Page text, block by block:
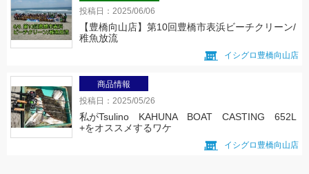
投稿日：2025/06/06
【豊橋向山店】第10回豊橋市表浜ビーチクリーン/
稚魚放流
イシグロ豊橋向山店
商品情報
投稿日：2025/05/26
私がTsulino KAHUNA BOAT CASTING 652L
+をオススメするワケ
イシグロ豊橋向山店